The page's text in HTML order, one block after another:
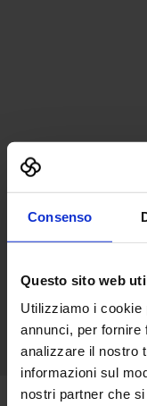
Consenso
Questo sito web
Utilizziamo i cookie
annunci, per fornire
analizzare il nostro
informazioni sul
nostri partner che